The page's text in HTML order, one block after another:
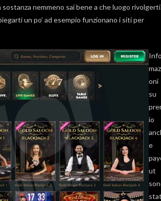
nemmeno sai bene a che luogo
un po’ ad esempio funzionano i siti per
oni
su
io
e
ut